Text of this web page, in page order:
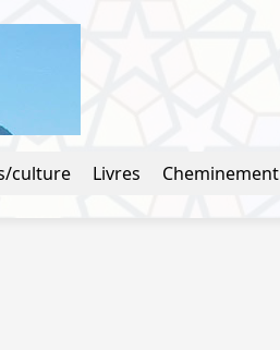
culture Livres Cheminement